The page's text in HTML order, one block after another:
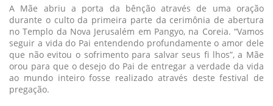
A Mãe abriu a porta da bênção através de uma oração
durante o culto da primeira parte da cerimônia de abertura
no Templo da Nova Jerusalém em Pangyo, na Coreia. “Vamos
seguir a vida do Pai entendendo profundamente o amor dele
que não evitou o sofrimento para salvar seus fi lhos”, a Mãe
orou para que o desejo do Pai de entregar a verdade da vida
ao mundo inteiro fosse realizado através deste festival de
pregação.